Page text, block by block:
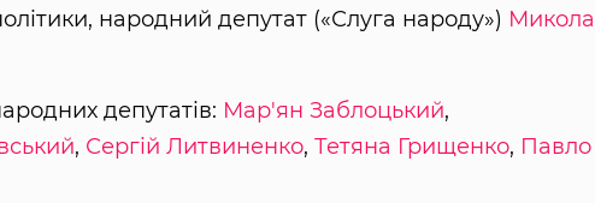
народний депутат («Слуга народу») Микола
депутатів: Мар'ян Заблоцький,
, Сергій Литвиненко, Тетяна Грищенко, Павло